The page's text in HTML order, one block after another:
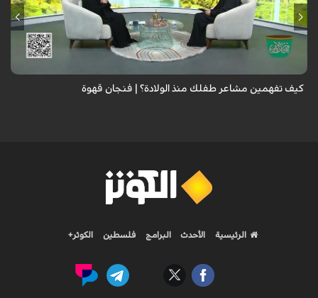
الطفل لا يعرف كيف يعبر عن مشاعره، فتعلمي الفرق بين خوفه وقلقه وتوتره
وحاجته إليك، لتبني شخصية سوية..
كيف تفهمين مشاعر طفلك منذ الولادة؟ | فنجان قهوة
الرئيسية الأحدث البرامج فلسطين الكوثر+